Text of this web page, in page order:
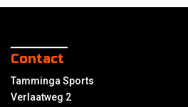
Contact
Tamminga Sports
Verlaatweg 2